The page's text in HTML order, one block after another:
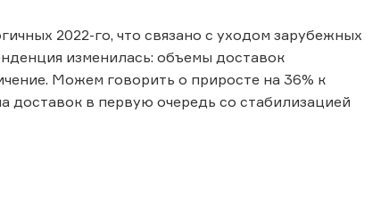
2022-го, что связано с уходом зарубежных
изменилась: объемы доставок
Можем говорить о приросте на 36% к
в первую очередь со стабилизацией